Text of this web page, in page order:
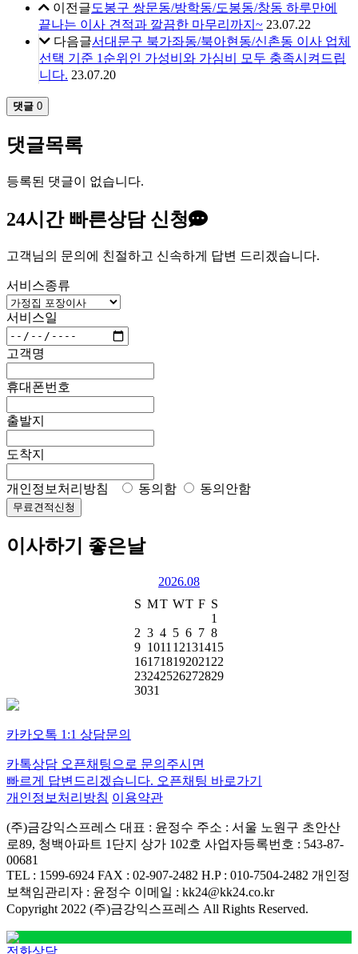
이전글도봉구 쌍문동/방학동/도봉동/창동 하루만에
끝나는 이사 견적과 깔끔한 마무리까지~ 23.07.22
다음글서대문구 북가좌동/북아현동/신촌동 이사 업체
선택 기준 1순위인 가성비와 가심비 모두 충족시켜드립
니다. 23.07.20
댓글 0
댓글목록
등록된 댓글이 없습니다.
24시간빠른상담 신청
고객님의 문의에 친절하고 신속하게 답변 드리겠습니다.
서비스종류
서비스일
고객명
휴대폰번호
출발지
도착지
개인정보처리방침 동의함 동의안함
무료견적신청
이사하기 좋은날
2026.08
S MT WT F S
1
2 3 4 5 6 7 8
9 1011 12131415
161718192021 22
23242526272829
3031
카카오톡 1:1 상담문의
카톡상담 오픈채팅으로 문의주시면
빠르게 답변드리겠습니다. 오픈채팅 바로가기
개인정보처리방침 이용약관
(주)금강익스프레스 대표 : 윤정수 주소 : 서울 노원구 초안산
로89, 청백아파트 1단지 상가 102호 사업자등록번호 : 543-87-
00681
TEL : 1599-6924 FAX : 02-907-2482 H.P : 010-7504-2482 개인정
보책임관리자 : 윤정수 이메일 : kk24@kk24.co.kr
Copyright 2022 (주)금강익스프레스 All Rights Reserved.
전화상담